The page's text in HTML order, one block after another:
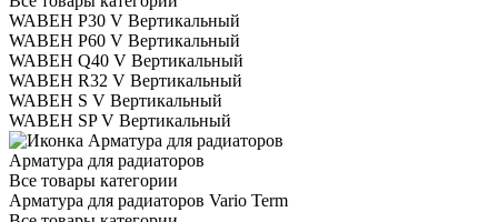
WABEH P30 V Вертикальный
WABEH P60 V Вертикальный
WABEH Q40 V Вертикальный
WABEH R32 V Вертикальный
WABEH S V Вертикальный
WABEH SP V Вертикальный
Арматура для радиаторов
Все товары категории
Арматура для радиаторов Vario Term